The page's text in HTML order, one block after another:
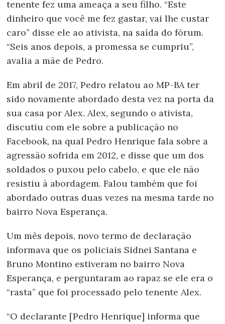
tenente fez uma ameaça a seu filho. “Este
dinheiro que você me fez gastar, vai lhe custar
caro” disse ele ao ativista, na saída do fórum.
“Seis anos depois, a promessa se cumpriu”,
avalia a mãe de Pedro.
Em abril de 2017, Pedro relatou ao MP-BA ter
sido novamente abordado desta vez na porta da
sua casa por Alex. Alex, segundo o ativista,
discutiu com ele sobre a publicação no
Facebook, na qual Pedro Henrique fala sobre a
agressão sofrida em 2012, e disse que um dos
soldados o puxou pelo cabelo, e que ele não
resistiu à abordagem. Falou também que foi
abordado outras duas vezes na mesma tarde no
bairro Nova Esperança.
Um mês depois, novo termo de declaração
informava que os policiais Sidnei Santana e
Bruno Montino estiveram no bairro Nova
Esperança, e perguntaram ao rapaz se ele era o
“rasta” que foi processado pelo tenente Alex.
“O declarante [Pedro Henrique] informa que